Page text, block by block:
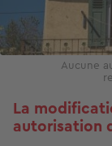
Aucune
La
autorisation